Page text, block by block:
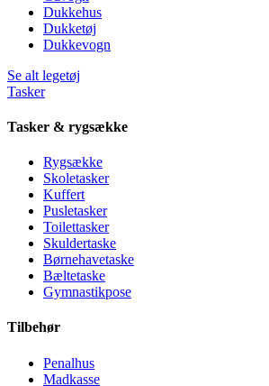
Dukkehus
Dukketøj
Dukkevogn
Se alt legetøj
Tasker
Tasker & rygsække
Rygsække
Skoletasker
Kuffert
Pusletasker
Toilettasker
Skuldertaske
Børnehavetaske
Bæltetaske
Gymnastikpose
Tilbehør
Penalhus
Madkasse